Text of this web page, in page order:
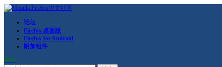
论坛
Firefox 桌面版
Firefox for Android
附加组件
RSS